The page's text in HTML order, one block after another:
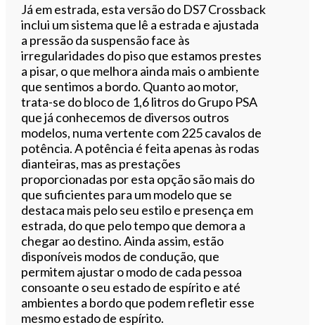
Já em estrada, esta versão do DS7 Crossback
inclui um sistema que lê a estrada e ajustada
a pressão da suspensão face às
irregularidades do piso que estamos prestes
a pisar, o que melhora ainda mais o ambiente
que sentimos a bordo. Quanto ao motor,
trata-se do bloco de 1,6 litros do Grupo PSA
que já conhecemos de diversos outros
modelos, numa vertente com 225 cavalos de
potência. A potência é feita apenas às rodas
dianteiras, mas as prestações
proporcionadas por esta opção são mais do
que suficientes para um modelo que se
destaca mais pelo seu estilo e presença em
estrada, do que pelo tempo que demora a
chegar ao destino. Ainda assim, estão
disponíveis modos de condução, que
permitem ajustar o modo de cada pessoa
consoante o seu estado de espírito e até
ambientes a bordo que podem refletir esse
mesmo estado de espírito.